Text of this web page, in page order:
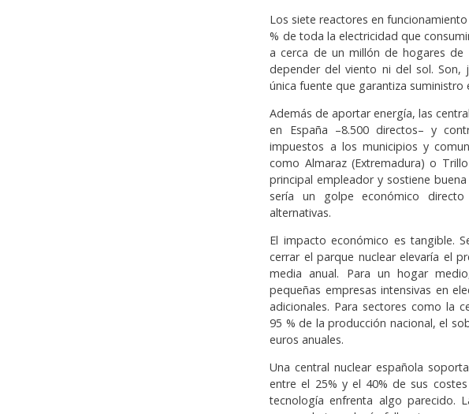
Los siete reactores en
% de toda la electricidad que
a cerca de un millón de hogares
depender del viento ni del sol. Son,
única fuente que garantiza suministro
Además de aportar energía, las
en España –8.500 directos– y
impuestos a los municipios y
como Almaraz (Extremadura) o
principal empleador y sostiene
sería un golpe económico
alternativas.
El impacto económico es tangible.
cerrar el parque nuclear elevaría el
media anual. Para un hogar
pequeñas empresas intensivas en
adicionales. Para sectores como la
95 % de la producción nacional, el
euros anuales.
Una central nuclear española
entre el 25% y el 40% de sus
tecnología enfrenta algo parecido.